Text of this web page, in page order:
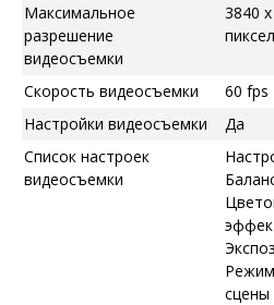
Максимальное
разрешение
видеосъемки
3840
Скорость видеосъемки 60 fps
Настройки видеосъемки
Да
Список настроек
видеосъемки
сцены